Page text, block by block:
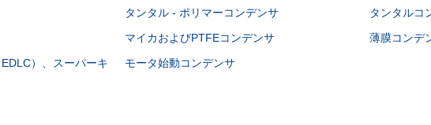
タンタル - ポリマーコンデンサ
タンタルコ
マイカおよびPTFEコンデンサ
薄膜コンデ
）、スーパーキ
モータ始動コンデンサ